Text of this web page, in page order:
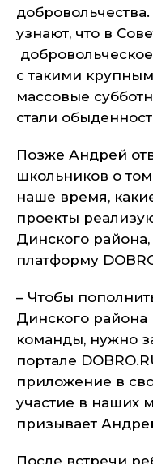
узнают, что в
с такими
массовые
стали
Позже Андрей
школьников о
наше время,
проекты
Динского
платформу
– Чтобы
Динского района
команды, нужно
портале
приложение в
участие в наших
призывает
После встречи